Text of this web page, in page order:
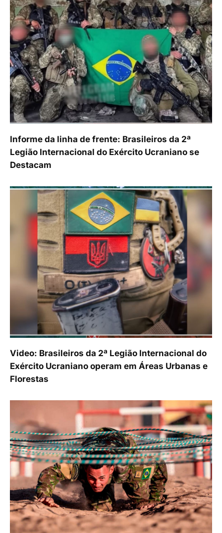
Informe da linha de frente: Brasileiros da 2ª
Legião Internacional do Exército Ucraniano se
Destacam
Video: Brasileiros da 2ª Legião Internacional do
Exército Ucraniano operam em Áreas Urbanas e
Florestas